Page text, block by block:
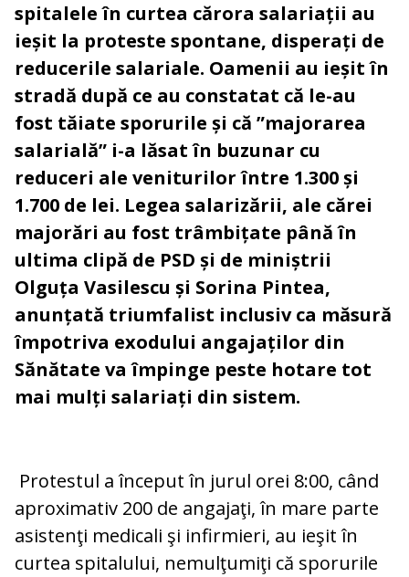
spitalele în curtea cărora salariații au
ieșit la proteste spontane, disperați de
reducerile salariale. Oamenii au ieșit în
stradă după ce au constatat că le-au
fost tăiate sporurile și că ”majorarea
salarială” i-a lăsat în buzunar cu
reduceri ale veniturilor între 1.300 și
1.700 de lei. Legea salarizării, ale cărei
majorări au fost trâmbițate până în
ultima clipă de PSD și de miniștrii
Olguța Vasilescu și Sorina Pintea,
anunțată triumfalist inclusiv ca măsură
împotriva exodului angajaților din
Sănătate va împinge peste hotare tot
mai mulți salariați din sistem.
Protestul a început în jurul orei 8:00, când
aproximativ 200 de angajaţi, în mare parte
asistenţi medicali şi infirmieri, au ieşit în
curtea spitalului, nemulţumiţi că sporurile